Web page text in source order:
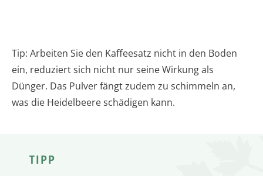
Tip: Arbeiten Sie den Kaffeesatz nicht in den Boden
ein, reduziert sich nicht nur seine Wirkung als
Dünger. Das Pulver fängt zudem zu schimmeln an,
was die Heidelbeere schädigen kann.
TIPP